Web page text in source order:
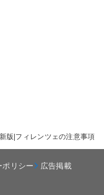
版|フィレンツェの注意事項
ポリシー
広告掲載